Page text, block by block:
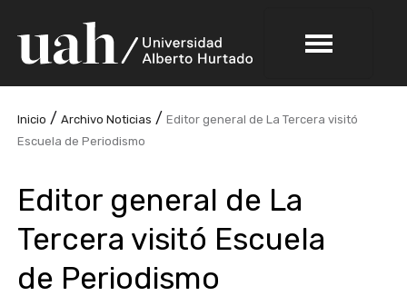
Inicio /Archivo Noticias /Editor general de La Tercera visitó
Escuela de Periodismo
Editor general de La
Tercera visitó Escuela
de Periodismo